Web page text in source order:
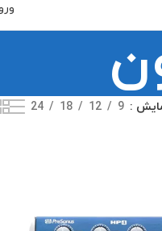
9
12
18
24